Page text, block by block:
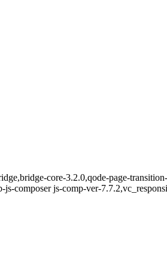
core-3.2.0,qode-page-
composer js-comp-ver-